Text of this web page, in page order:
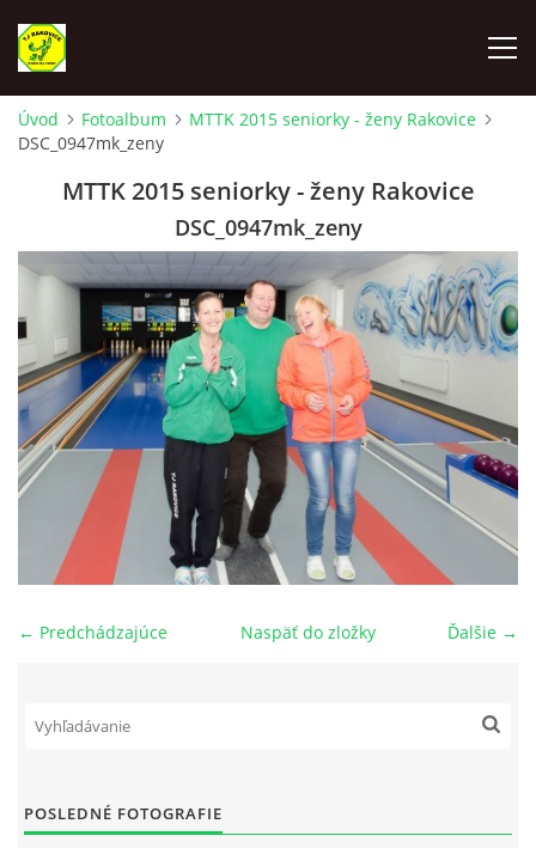
ÚVOD
VYLOSOVANIE - SÚŤAŽNÝ ROČNÍK 2025-2026
TJ RAKOVICE "A"
TJ RAKOVICE "B"
TJ RAKOVICE ŽENY
TJ RAKOVICE DORAST
OBECNÁ INTERLIGA
HISTÓRIA TJ RAKOVICE
PREBORY ODDIELU
Úvod Fotoalbum
MTTK 2015 seniorky - ženy Rakovice
DSC_0947mk_zeny
MTTK 2015 seniorky - ženy Rakovice
DSC_0947mk_zeny
← Predchádzajúce Ďalšie →
Naspäť do zložky
POSLEDNÉ FOTOGRAFIE